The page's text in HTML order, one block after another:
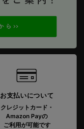
お支払いについて
クレジットカード・
Amazon Payの
ご利用が可能です